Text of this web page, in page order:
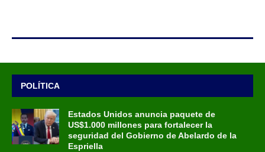
POLÍTICA
Estados Unidos anuncia paquete de
US$1.000 millones para fortalecer la
seguridad del Gobierno de Abelardo de la
Espriella